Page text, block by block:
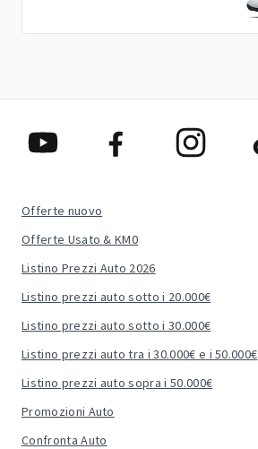
Offerte nuovo
Offerte Usato & KM0
Listino Prezzi Auto 2026
Listino prezzi auto sotto i 20.000€
Listino prezzi auto sotto i 30.000€
Listino prezzi auto tra i 30.000€ e i 50.000€
Listino prezzi auto sopra i 50.000€
Promozioni Auto
Confronta Auto